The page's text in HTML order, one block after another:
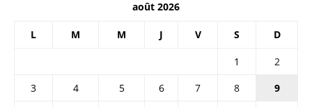
août 2026
L M M J V S D
1
2
3
4 5 6 7 8
9